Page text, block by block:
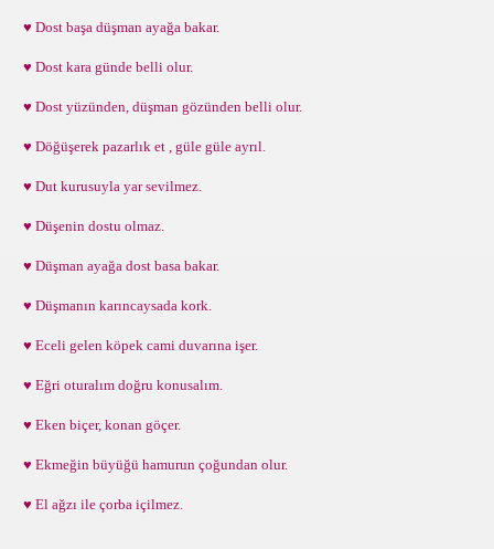
♥ Dost başa düşman ayağa bakar.
♥ Dost kara günde belli olur.
♥ Dost yüzünden, düşman gözünden belli olur.
♥ Döğüşerek pazarlık et , güle güle ayrıl.
♥ Dut kurusuyla yar sevilmez.
♥ Düşenin dostu olmaz.
♥ Düşman ayağa dost basa bakar.
♥ Düşmanın karıncaysada kork.
♥ Eceli gelen köpek cami duvarına işer.
♥ Eğri oturalım doğru konusalım.
♥ Eken biçer, konan göçer.
♥ Ekmeğin büyüğü hamurun çoğundan olur.
♥ El ağzı ile çorba içilmez.